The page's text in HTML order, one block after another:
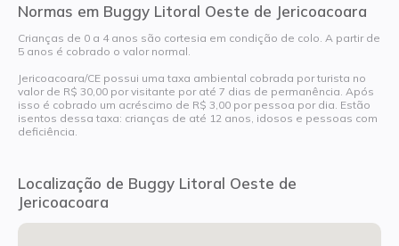
Normas em Buggy Litoral Oeste de Jericoacoara
Crianças de 0 a 4 anos são cortesia em condição de colo. A partir de
5 anos é cobrado o valor normal.
Jericoacoara/CE possui uma taxa ambiental cobrada por turista no
valor de R$ 30,00 por visitante por até 7 dias de permanência. Após
isso é cobrado um acréscimo de R$ 3,00 por pessoa por dia. Estão
isentos dessa taxa: crianças de até 12 anos, idosos e pessoas com
deficiência.
Localização de Buggy Litoral Oeste de
Jericoacoara